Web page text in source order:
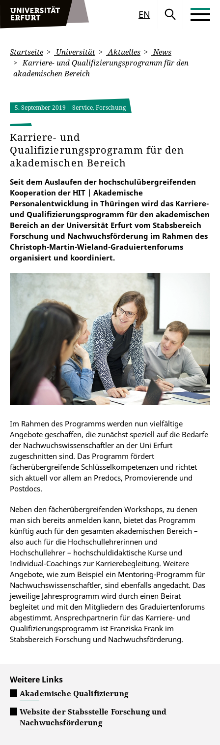
EN
Startseite Universität Aktuelles
News
Karriere- und Qualifizierungsprogramm für den
akademischen Bereich
5. September 2019 | Service, Forschung
Karriere- und
Qualifizierungsprogramm für den
akademischen Bereich
Seit dem Auslaufen der hochschulübergreifenden
Kooperation der HIT | Akademische
Personalentwicklung in Thüringen wird das Karriere-
und Qualifizierungsprogramm für den akademischen
Bereich an der Universität Erfurt vom Stabsbereich
Forschung und Nachwuchsförderung im Rahmen des
Christoph-Martin-Wieland-Graduiertenforums
organisiert und koordiniert.
Im Rahmen des Programms werden nun vielfältige
Angebote geschaffen, die zunächst speziell auf die Bedarfe
der Nachwuchswissenschaftler an der Uni Erfurt
zugeschnitten sind. Das Programm fördert
fächerübergreifende Schlüsselkompetenzen und richtet
sich aktuell vor allem an Predocs, Promovierende und
Postdocs.
Neben den fächerübergreifenden Workshops, zu denen
man sich bereits anmelden kann, bietet das Programm
künftig auch für den gesamten akademischen Bereich –
also auch für die Hochschullehrerinnen und
Hochschullehrer – hochschuldidaktische Kurse und
Individual-Coachings zur Karrierebegleitung. Weitere
Angebote, wie zum Beispiel ein Mentoring-Programm für
Nachwuchswissenschaftler, sind ebenfalls angedacht. Das
jeweilige Jahresprogramm wird durch einen Beirat
begleitet und mit den Mitgliedern des Graduiertenforums
abgestimmt. Ansprechpartnerin für das Karriere- und
Qualifizierungsprogramm ist Franziska Frank im
Stabsbereich Forschung und Nachwuchsförderung.
Weitere Links
Akademische Qualifizierung
Website der Stabsstelle Forschung und
Nachwuchsförderung